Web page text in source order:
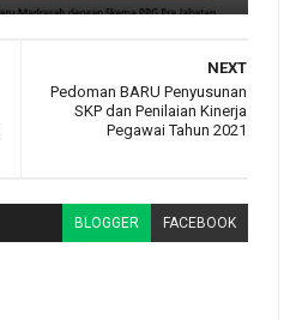
NEXT
Pedoman BARU Penyusunan
SKP dan Penilaian Kinerja
Pegawai Tahun 2021
BLOGGER FACEBOOK